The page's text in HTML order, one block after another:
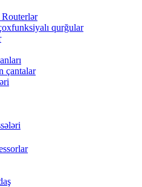
qurğular
çantalar